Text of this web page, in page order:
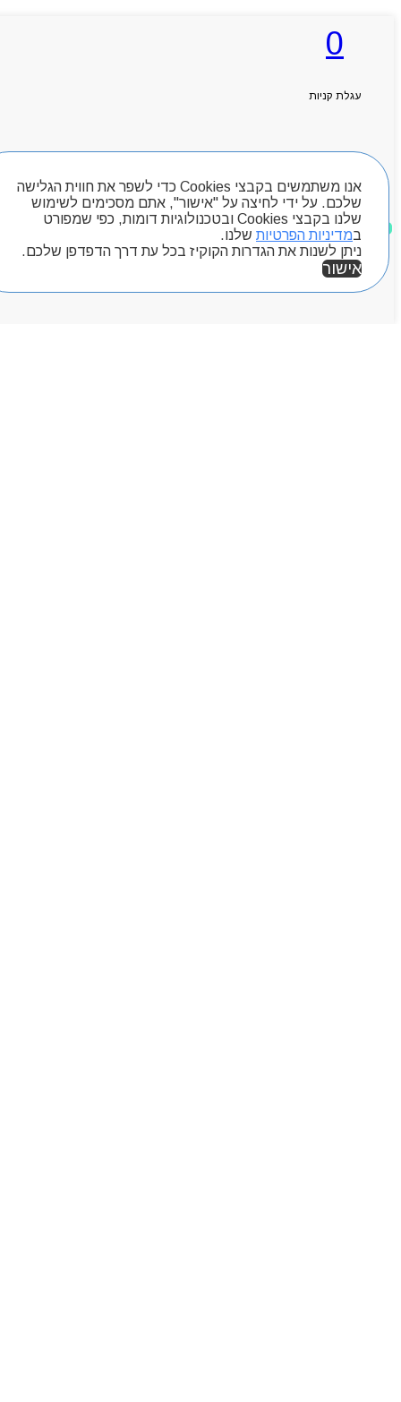
אנו משתמשים בקבצי Cookies כדי לשפר את חווית הגלישה
שלכם. על ידי לחיצה על "אישור", אתם מסכימים לשימוש
שלנו בקבצי Cookies ובטכנולוגיות דומות, כפי שמפורט
במדיניות הפרטיות שלנו.
ניתן לשנות את הגדרות הקוקיז בכל עת דרך הדפדפן שלכם.
אישור
0
עגלת קניות
חיפוש מוצרים
מוצרים שאהבתי
ראשי
אודותניו
קטלוג מוצרים
יצירת קשר